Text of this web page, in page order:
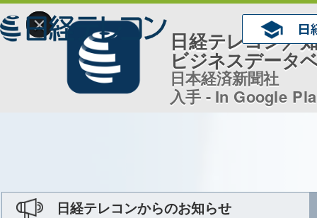
×
日経テレコン／
ビジネスデータ
日本経済新聞社
入手 - In Google
日経テレコンからのお知らせ